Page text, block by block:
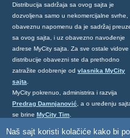
Naš sajt koristi kolačiće kako bi
Distribucija sadržaja sa ovog sajta je
dozvoljena samo u nekomercijalne svrhe,
obaveznu napomenu da je sadržaj
sa ovog sajta, i uz obavezno navođenje
adrese MyCity sajta. Za sve ostale vidove
distribucije obavezni ste da prethodno
zatražite odobrenje od vlasnika MyCity
sajta
MyCity pokrenuo, administrira i razvija
Predrag Damnjanović , a o uređenju
se brine MyCity Tim
ovde.